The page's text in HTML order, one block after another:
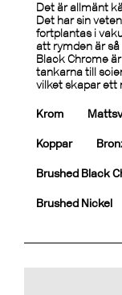
Det är allmänt
Det har sin
fortplantas i
att rymden är så
Black Chrome
tankarna till
vilket skapar ett
Krom
Koppar
Brushed Black
Brushed Nickel